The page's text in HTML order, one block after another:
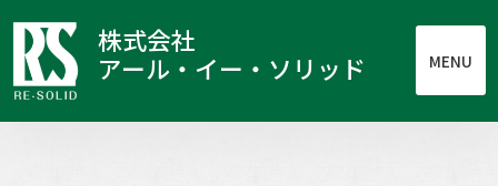
株式会社
アール・イー・ソリッド
MENU